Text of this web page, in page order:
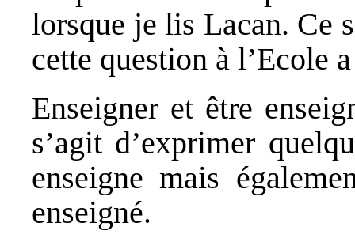
lorsque je lis Lacan. Ce
cette question à l’Ecole
Enseigner et être
s’agit d’exprimer
enseigne mais
enseigné.